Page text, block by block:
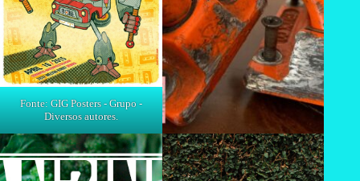
Fonte: GIG Posters - Grupo -
Diversos autores.